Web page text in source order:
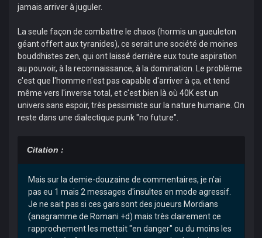
jamais arriver à juguler.
La seule façon de combattre le chaos (hormis un gueuleton
géant offert aux tyranides), ce serait une société de moines
bouddhistes zen, qui ont laissé derrière eux toute aspiration
au pouvoir, à la reconnaissance, à la domination. Le problème
c'est que l'homme n'est pas capable d'arriver à ça, et tend
même vers l'inverse total, et c'est bien là où 40K est un
univers sans espoir, très pessimiste sur la nature humaine. On
reste dans une dialectique punk "no future".
Citation :
Mais sur la demie-douzaine de commentaires, je n'ai
pas eu 1 mais 2 messages d'insultes en mode agressif.
Je ne sait pas si ces gars sont des joueurs Mordians
(anagramme de Romani +d) mais très clairement ce
rapprochement les mettait "en danger" ou du moins les